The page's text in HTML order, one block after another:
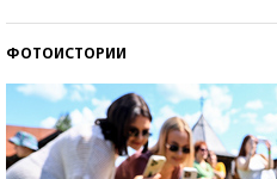
ФОТОИСТОРИИ